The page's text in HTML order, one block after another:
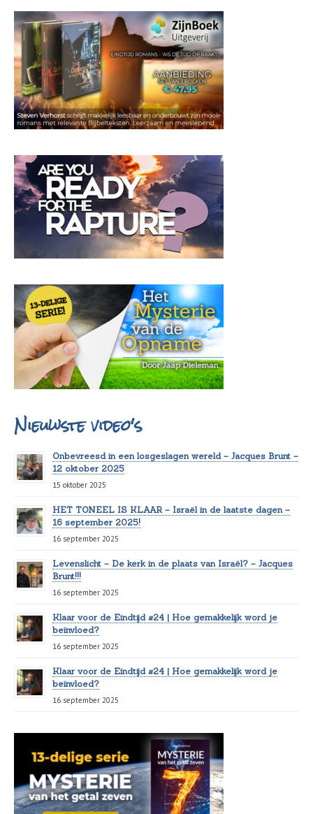
Nieuwste video's
Onbevreesd in een losgeslagen wereld – Jacques Brunt –
12 oktober 2025
15 oktober 2025
HET TONEEL IS KLAAR – Israël in de laatste dagen –
16 september 2025!
16 september 2025
Levenslicht – De kerk in de plaats van Israël? – Jacques
Brunt!!!
16 september 2025
Klaar voor de Eindtijd #24 | Hoe gemakkelijk word je
beïnvloed?
16 september 2025
Klaar voor de Eindtijd #24 | Hoe gemakkelijk word je
beïnvloed?
16 september 2025